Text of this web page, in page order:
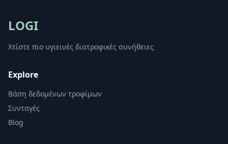
LOGI
Χτίστε πιο υγιεινές διατροφικές συνήθειες
Explore
Βάση δεδομένων τροφίμων
Συνταγές
Blog